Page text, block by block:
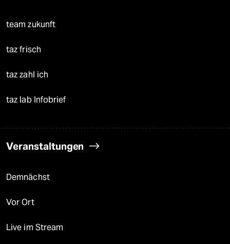
team zukunft
taz frisch
taz zahl ich
taz lab Infobrief
Veranstaltungen
Demnächst
Vor Ort
Live im Stream